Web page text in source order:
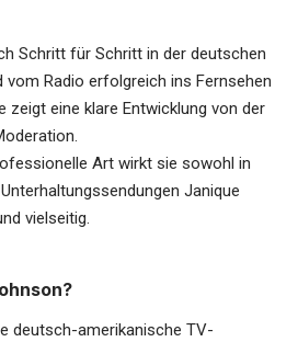
Schritt für Schritt in der deutschen
vom Radio erfolgreich ins Fernsehen
zeigt eine klare Entwicklung von der
Art wirkt sie sowohl in
Janique
vielseitig.
deutsch-amerikanische TV-